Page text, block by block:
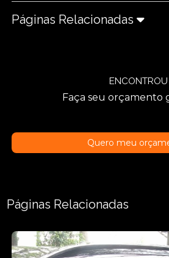
Páginas Relacionadas
Faça seu orçamento
Quero meu
Páginas Relacionadas